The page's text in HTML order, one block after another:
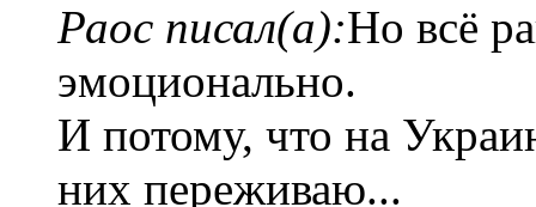
Раос писал(а):Но всё
эмоционально.
И потому, что на
них переживаю...